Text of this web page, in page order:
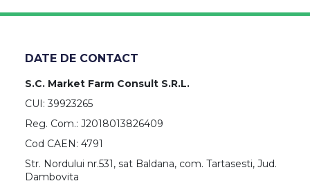
DATE DE CONTACT
S.C. Market Farm Consult S.R.L.
CUI: 39923265
Reg. Com.: J2018013826409
Cod CAEN: 4791
Str. Nordului nr.531, sat Baldana, com. Tartasesti, Jud.
Dambovita